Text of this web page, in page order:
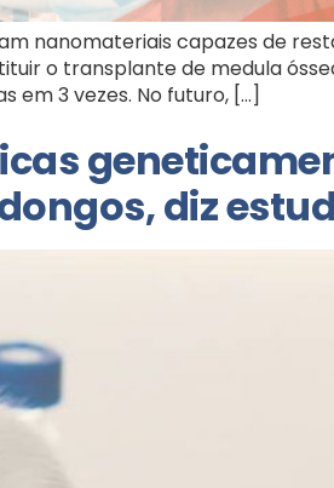
nanomateriais capazes de
o transplante de medula
em 3 vezes. No futuro, […]
diz